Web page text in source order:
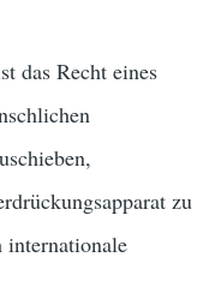
das Recht eines
zu
internationale